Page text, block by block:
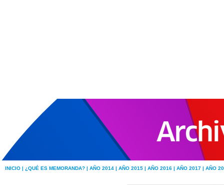
INICIO | ¿QUÉ ES MEMORANDA? | AÑO 2014 | AÑO 2015 | AÑO 2016 | AÑO 2017 | AÑO